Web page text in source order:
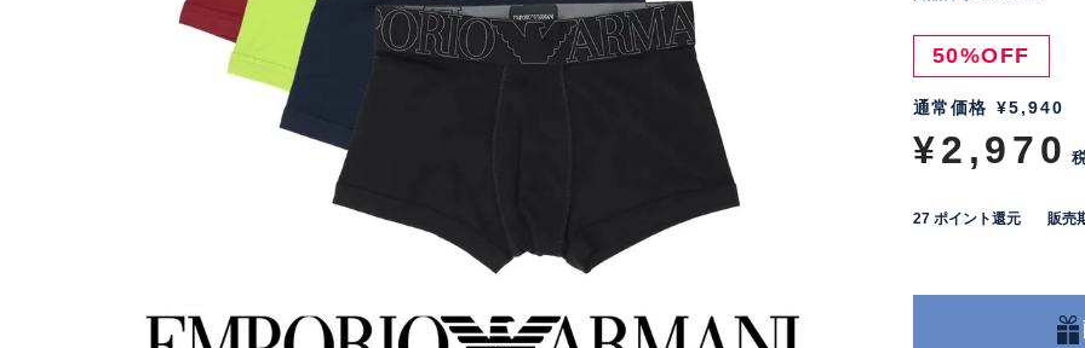
50%OFF
通常価格 ¥5,940
¥2,970
27 ポイント還元 販売